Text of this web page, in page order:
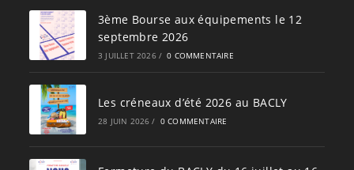
3ème Bourse aux équipements le 12
septembre 2026
3 JUILLET 2026 / 0 COMMENTAIRE
Les créneaux d’été 2026 au BACLY
28 JUIN 2026 / 0 COMMENTAIRE